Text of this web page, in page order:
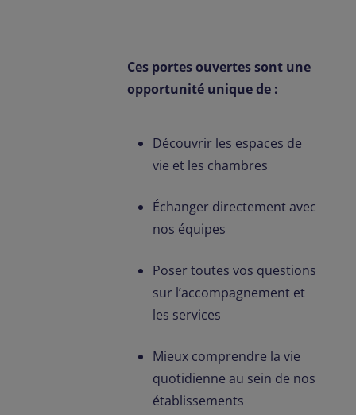
Ces portes ouvertes sont une
opportunité unique de :
Découvrir les espaces de
vie et les chambres
Échanger directement avec
nos équipes
Poser toutes vos questions
sur l’accompagnement et
les services
Mieux comprendre la vie
quotidienne au sein de nos
établissements